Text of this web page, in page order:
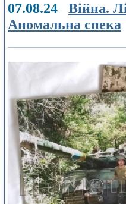
07.08.24 Війна.
Аномальна спека